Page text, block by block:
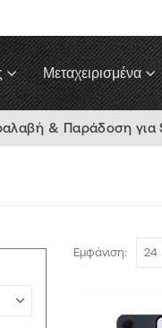
Μεταχειρισμένα
& Παράδοση για
Εμφάνιση: